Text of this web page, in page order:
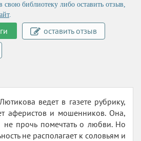
свою библиотеку либо оставить отзыв,
.
оставить отзыв
ведет в газете рубрику,
аферистов и мошенников. Она,
прочь помечтать о любви. Но
не располагает к соловьям и